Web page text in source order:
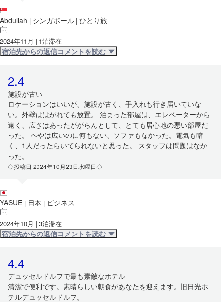
Abdullah | シンガポール | ひとり旅
2024年11月 | 1泊滞在
宿泊先からの返信コメントを読む
2.4
施設が古い
ロケーションはいいが、施設が古く、手入れも行き届いていな
い。外壁ははがれても放置。 泊まった部屋は、エレベーターから
遠く、広さはあったががらんとして、とても居心地の悪い部屋だ
った。 へやは広いのに何もない、ソファもなかった。電気も暗
く、1人だったらいてられないと思った。 スタッフは問題はなか
った。
◇投稿日 2024年10月23日水曜日◇
YASUE | 日本 | ビジネス
2024年10月 | 3泊滞在
宿泊先からの返信コメントを読む
4.4
デュッセルドルフで最も素敵なホテル
清潔で便利です。素晴らしい朝食があなたを迎えます。旧日光ホ
テルデュッセルドルフ。